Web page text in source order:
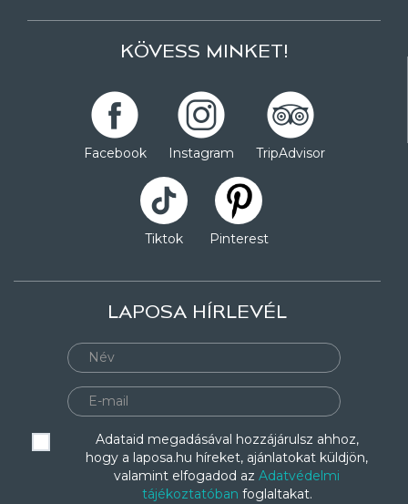
KÖVESS MINKET!
Facebook Instagram TripAdvisor
Tiktok Pinterest
LAPOSA HÍRLEVÉL
Adataid megadásával hozzájárulsz ahhoz,
hogy a laposa.hu híreket, ajánlatokat küldjön,
valamint elfogadod az Adatvédelmi
tájékoztatóban foglaltakat.